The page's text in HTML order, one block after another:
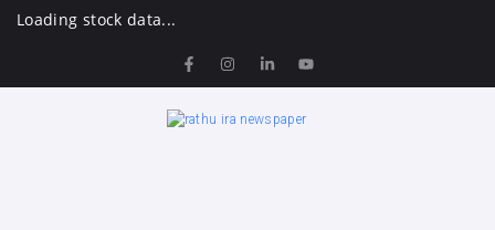
Loading stock data...